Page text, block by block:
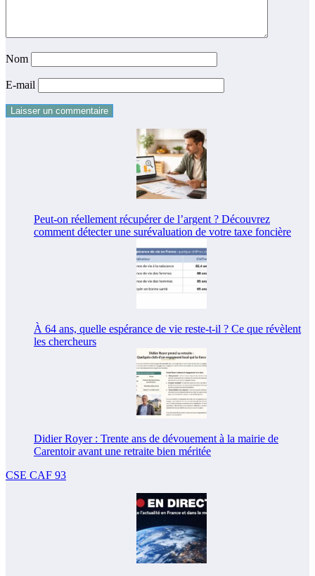
Nom
E-mail
Peut-on réellement récupérer de l’argent ? Découvrez
comment détecter une surévaluation de votre taxe foncière
À 64 ans, quelle espérance de vie reste-t-il ? Ce que révèlent
les chercheurs
Didier Royer : Trente ans de dévouement à la mairie de
Carentoir avant une retraite bien méritée
CSE CAF 93